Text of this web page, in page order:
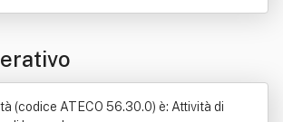
Bevanda
(codice ATECO 56.30.0) è: Attività di